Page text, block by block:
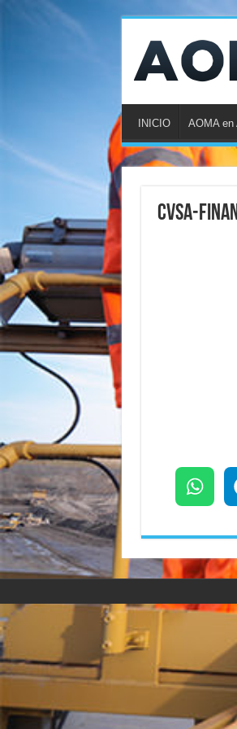
INICIO AOMA en
CVSA-